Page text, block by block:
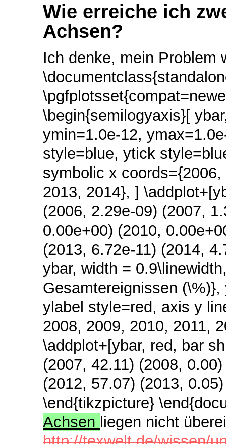
Wie erreiche ich
Achsen?
Ich denke, mein Problem
\begin{semilogyaxis}[
ymin=1.0e-12,
style=blue, ytick
symbolic x
2013, 2014}, ]
(2006, 2.29e-09) (2007,
0.00e+00) (2010,
(2013, 6.72e-11) (2014,
ybar, width =
Gesamtereignissen
ylabel style=red, axis y
2008, 2009, 2010, 2011,
\addplot+[ybar, red, bar
(2007, 42.11) (2008,
(2012, 57.07) (2013,
\end{tikzpicture}
Achsen liegen nicht